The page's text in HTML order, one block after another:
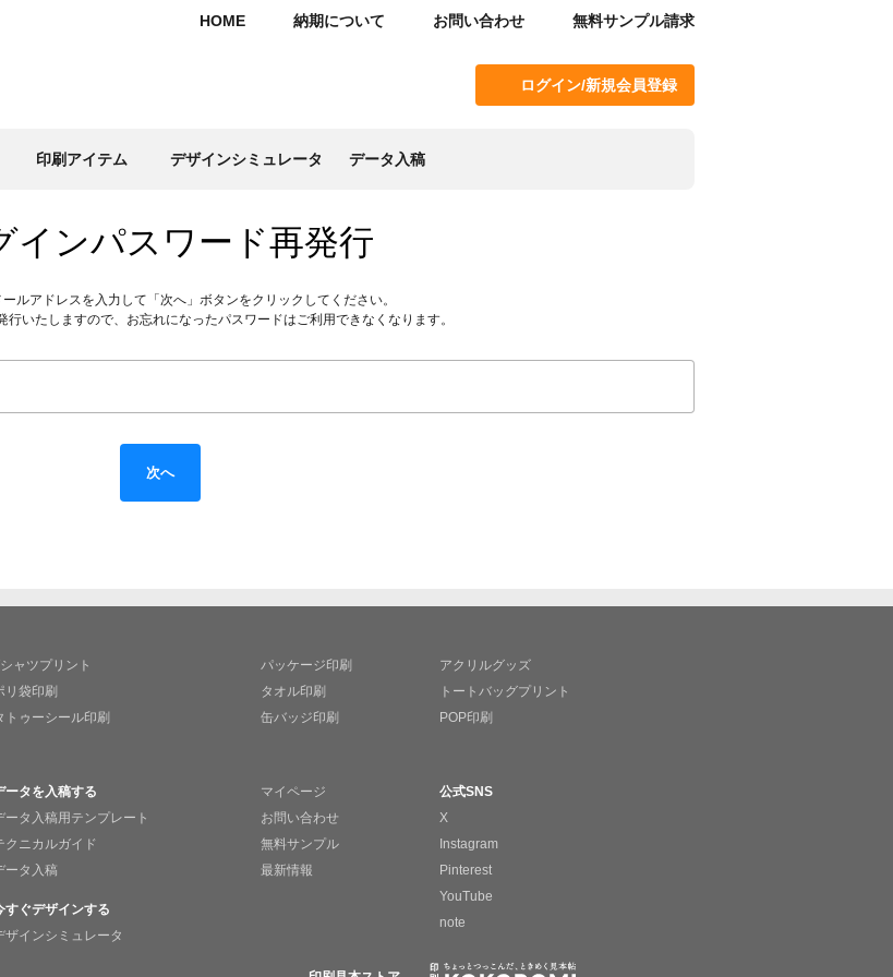
HOME 納期について お問い合わせ 無料サンプル請求
ログイン/新規会員登録
印刷アイテム デザインシミュレータ データ入稿
インパスワード再発行
ルアドレスを入力して「次へ」ボタンをクリックしてください。
いたしますので、お忘れになったパスワードはご利用できなくなります。
ャツプリント
リ袋印刷
トゥーシール印刷
パッケージ印刷
タオル印刷
缶バッジ印刷
アクリルグッズ
トートバッグプリント
POP印刷
ータを入稿する
ータ入稿用テンプレート
クニカルガイド
ータ入稿
すぐデザインする
ザインシミュレータ
マイページ
お問い合わせ
無料サンプル
最新情報
公式SNS
X
Instagram
Pinterest
YouTube
note